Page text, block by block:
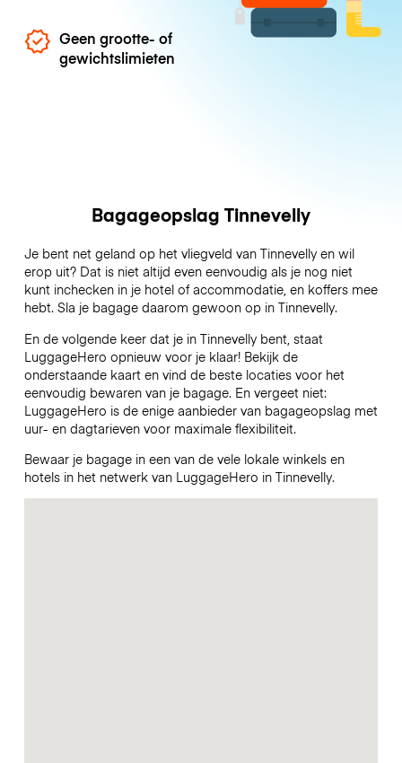
Geen grootte- of
gewichtslimieten
Bagageopslag Tinnevelly
Je bent net geland op het vliegveld van Tinnevelly en wil
erop uit? Dat is niet altijd even eenvoudig als je nog niet
kunt inchecken in je hotel of accommodatie, en koffers mee
hebt. Sla je bagage daarom gewoon op in Tinnevelly.
En de volgende keer dat je in Tinnevelly bent, staat
LuggageHero opnieuw voor je klaar! Bekijk de
onderstaande kaart en vind de beste locaties voor het
eenvoudig bewaren van je bagage. En vergeet niet:
LuggageHero is de enige aanbieder van bagageopslag met
uur- en dagtarieven voor maximale flexibiliteit.
Bewaar je bagage in een van de vele lokale winkels en
hotels in het netwerk van LuggageHero in Tinnevelly.